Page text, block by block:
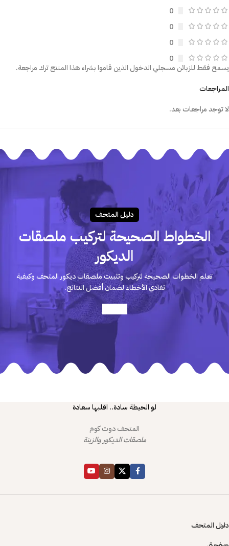
0
0
0
0
المراجعات
لا توجد مراجعات بعد.
يسمح فقط للزبائن مسجلي الدخول الذين قاموا بشراء هذا المنتج ترك مراجعة.
دليـل المتحـف
الخطواط الصحيحة لتركيب ملصقات
الديكور
تعلم الخطوات الصحيحة لتركيب وتثبيت ملصقات ديكور المتحف وكيفية
تفادي الأخطاء لضمان أفضل النتائج.
لو الحيطة سادة.. اقلبها سعادة
المتحف دوت كوم
ملصقات الديكور والزينة
دليل المتحف